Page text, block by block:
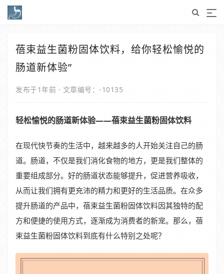
蓓束益生菌粉固体饮料，给你轻松愉悦的
肠道新体验”
发布于1年前 · 文章编号：-10135
轻松愉悦的肠道新体验——蓓束益生菌粉固体饮料
在现代快节奏的生活中，越来越多的人开始关注自己的肠
道。肠道，不仅是我们消化食物的地方，更是我们整体的
重要组成部分。好的肠道状态能够提升，促进营养吸收，
从而让我们拥有更充沛的精力和更好的生活品质。在众多
提升肠道的产品中，蓓束益生菌粉固体饮料因其独特的配
方和便捷的使用方式，逐渐成为消费者的新宠。那么，蓓
束益生菌粉固体饮料到底有什么特别之处呢？